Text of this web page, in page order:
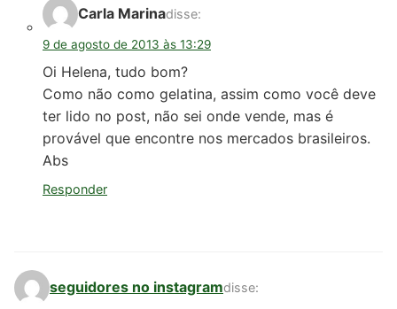
Carla Marinadisse:
9 de agosto de 2013 às 13:29
Oi Helena, tudo bom?
Como não como gelatina, assim como você deve
ter lido no post, não sei onde vende, mas é
provável que encontre nos mercados brasileiros.
Abs
Responder
seguidores no instagramdisse: